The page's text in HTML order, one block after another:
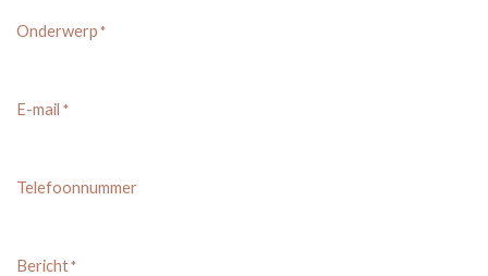
Onderwerp *
E-mail *
Telefoonnummer
Bericht*